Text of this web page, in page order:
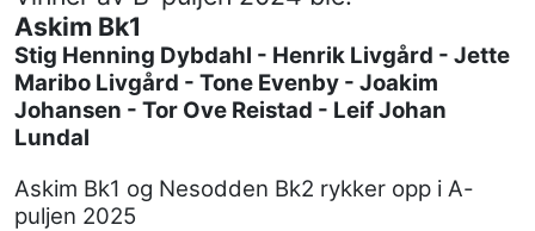
Askim Bk1
Stig Henning Dybdahl - Henrik Livgård - Jette
Maribo Livgård - Tone Evenby - Joakim
Johansen - Tor Ove Reistad - Leif Johan
Lundal
Askim Bk1 og Nesodden Bk2 rykker opp i A-
puljen 2025